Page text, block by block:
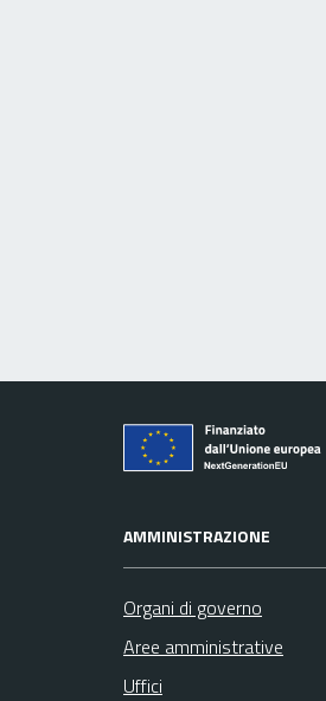
AMMINISTRAZIONE
Organi di governo
Aree amministrative
Uffici